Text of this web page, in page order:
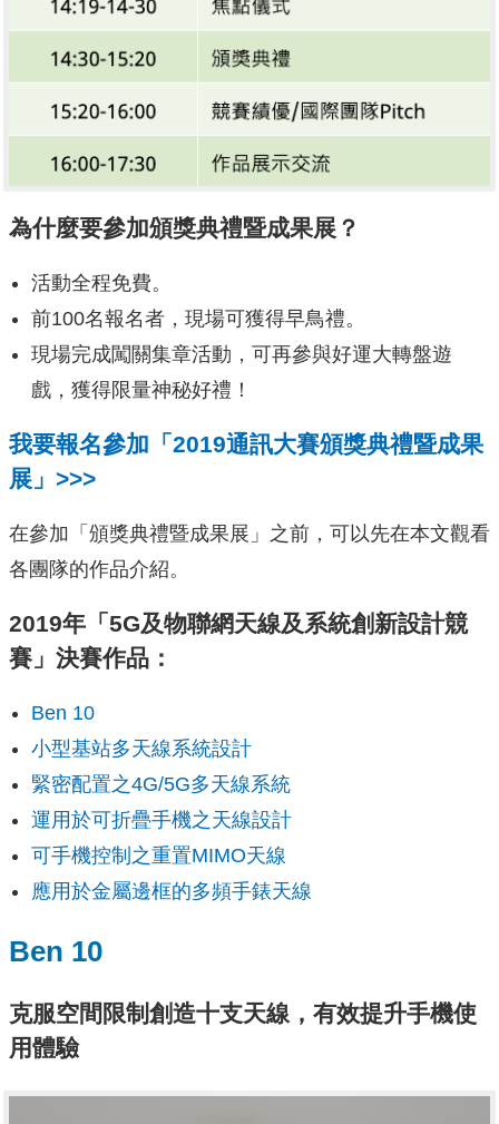
為什麼要參加頒獎典禮暨成果展？
活動全程免費。
前100名報名者，現場可獲得早鳥禮。
現場完成闖關集章活動，可再參與好運大轉盤遊
戲，獲得限量神秘好禮！
我要報名參加「2019通訊大賽頒獎典禮暨成果
展」>>>
在參加「頒獎典禮暨成果展」之前，可以先在本文觀看
各團隊的作品介紹。
2019年「5G及物聯網天線及系統創新設計競
賽」決賽作品：
Ben 10
小型基站多天線系統設計
緊密配置之4G/5G多天線系統
運用於可折疊手機之天線設計
可手機控制之重置MIMO天線
應用於金屬邊框的多頻手錶天線
Ben 10
克服空間限制創造十支天線，有效提升手機使
用體驗